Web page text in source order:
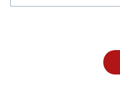
invio